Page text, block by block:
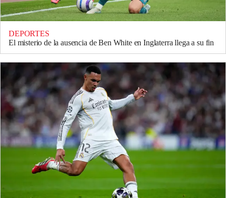
DEPORTES
El misterio de la ausencia de Ben White en Inglaterra llega a su fin